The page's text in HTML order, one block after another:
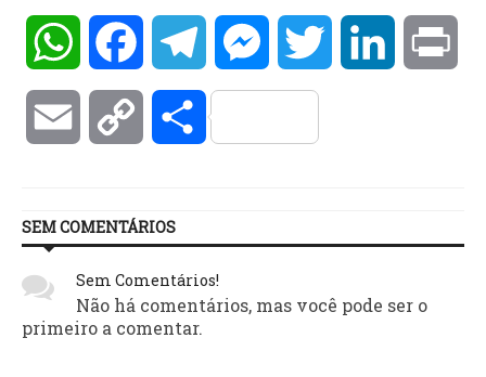
WhatsAppFacebookTelegramMessengerTwitter LinkedIn
Email Copy Compartilhar
SEM COMENTÁRIOS
Sem Comentários!
Não há comentários, mas você pode ser o
primeiro a comentar.